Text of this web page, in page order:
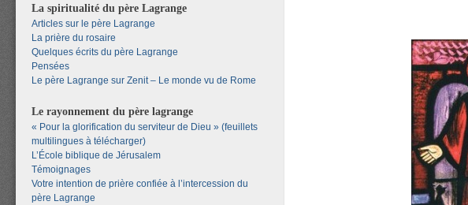
La spiritualité du père Lagrange
Articles sur le père Lagrange
La prière du rosaire
Quelques écrits du père Lagrange
Pensées
Le père Lagrange sur Zenit – Le monde vu de Rome
Le rayonnement du père lagrange
« Pour la glorification du serviteur de Dieu » (feuillets
multilingues à télécharger)
L’École biblique de Jérusalem
Témoignages
Votre intention de prière confiée à l’intercession du
père Lagrange